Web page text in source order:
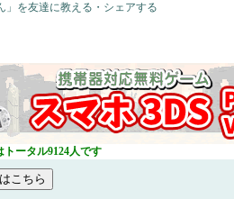
を友達に教える・シェアする
ータル9124人です